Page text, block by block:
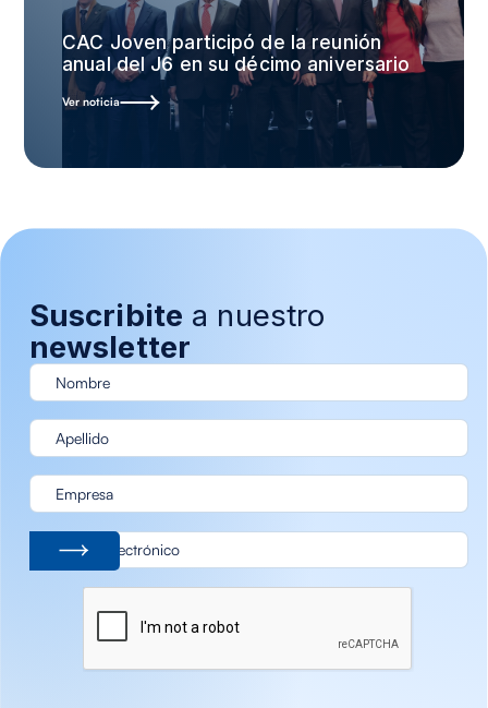
CAC Joven participó de la reunión
anual del J6 en su décimo aniversario
Ver noticia
Suscribite a nuestro
newsletter